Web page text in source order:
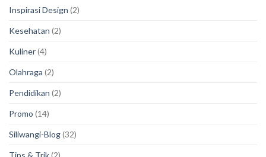
Inspirasi Design (2)
Kesehatan (2)
Kuliner(4)
Olahraga (2)
Pendidikan (2)
Promo (14)
Siliwangi-Blog(32)